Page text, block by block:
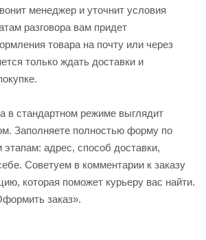
менеджер и уточнит условия
разговора вам придет
товара на почту или через
только ждать доставки и
в стандартном режиме выглядит
Заполняете полностью форму по
адрес, способ доставки,
Советуем в комментарии к заказу
которая поможет курьеру вас найти.
заказ».